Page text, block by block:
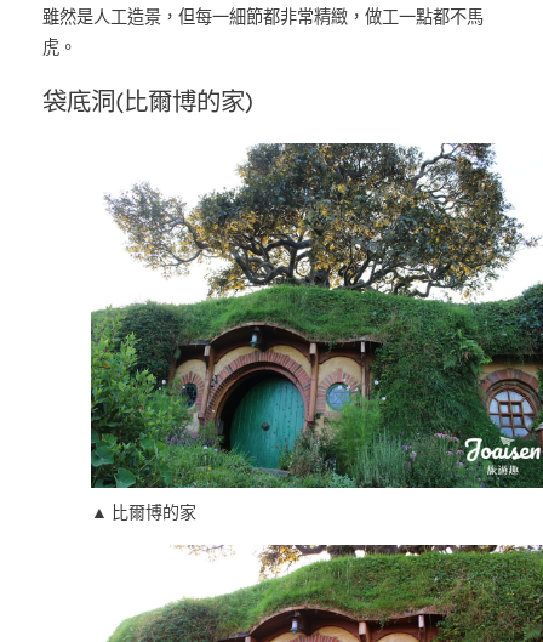
雖然是人工造景，但每一細節都非常精緻，做工一點都不馬
虎。
袋底洞(比爾博的家)
▲ 比爾博的家